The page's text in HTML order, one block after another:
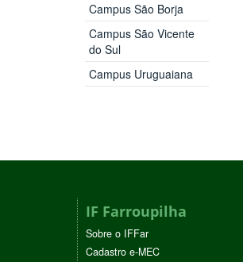
Campus São Borja
Campus São Vicente
do Sul
Campus Uruguaiana
IF Farroupilha
Sobre o IFFar
Cadastro e-MEC